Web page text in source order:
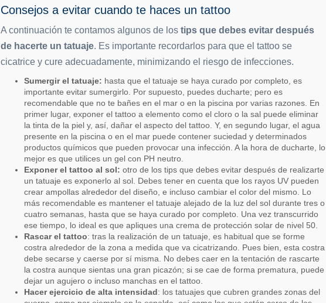
Consejos a evitar cuando te haces un tattoo
A continuación te contamos algunos de lostips que debes evitar después
de hacerte un tatuaje. Es importante recordarlos para que el tattoo se
cicatrice y cure adecuadamente, minimizando el riesgo de infecciones.
Sumergir el tatuaje: hasta que el tatuaje se haya curado por completo, es
importante evitar sumergirlo. Por supuesto, puedes ducharte; pero es
recomendable que no te bañes en el mar o en la piscina por varias razones. En
primer lugar, exponer el tattoo a elemento como el cloro o la sal puede eliminar
la tinta de la piel y, así, dañar el aspecto del tattoo. Y, en segundo lugar, el agua
presente en la piscina o en el mar puede contener suciedad y determinados
productos químicos que pueden provocar una infección. A la hora de ducharte, lo
mejor es que utilices un gel con PH neutro.
Exponer el tattoo al sol: otro de los tips que debes evitar después de realizarte
un tatuaje es exponerlo al sol. Debes tener en cuenta que los rayos UV pueden
crear ampollas alrededor del diseño, e incluso cambiar el color del mismo. Lo
más recomendable es mantener el tatuaje alejado de la luz del sol durante tres o
cuatro semanas, hasta que se haya curado por completo. Una vez transcurrido
ese tiempo, lo ideal es que apliques una crema de protección solar de nivel 50.
Rascar el tattoo: tras la realización de un tatuaje, es habitual que se forme
costra alrededor de la zona a medida que va cicatrizando. Pues bien, esta costra
debe secarse y caerse por sí misma. No debes caer en la tentación de rascarte
la costra aunque sientas una gran picazón; si se cae de forma prematura, puede
dejar un agujero o incluso manchas en el tattoo.
Hacer ejercicio de alta intensidad: los tatuajes que cubren grandes zonas del